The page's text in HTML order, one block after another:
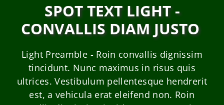
SPOT TEXT LIGHT -
CONVALLIS DIAM JUSTO
Light Preamble - Roin convallis dignissim
tincidunt. Nunc maximus in risus quis
ultrices. Vestibulum pellentesque hendrerit
est, a vehicula erat eleifend non. Roin